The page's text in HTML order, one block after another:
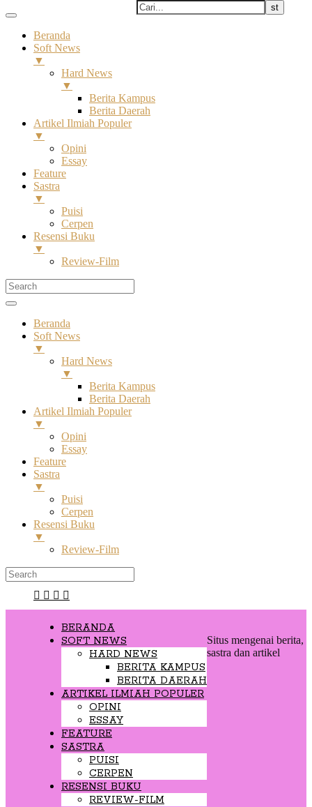
Beranda
Soft News
▼
Hard News
▼
Berita Kampus
Berita Daerah
Artikel Ilmiah Populer
▼
Opini
Essay
Feature
Sastra
▼
Puisi
Cerpen
Resensi Buku
▼
Review-Film
Beranda
Soft News
▼
Hard News
▼
Berita Kampus
Berita Daerah
Artikel Ilmiah Populer
▼
Opini
Essay
Feature
Sastra
▼
Puisi
Cerpen
Resensi Buku
▼
Review-Film
BERANDA
SOFT NEWS
HARD NEWS
BERITA KAMPUS
BERITA DAERAH
ARTIKEL ILMIAH POPULER
OPINI
ESSAY
FEATURE
SASTRA
PUISI
CERPEN
RESENSI BUKU
REVIEW-FILM
Situs mengenai berita,
sastra dan artikel